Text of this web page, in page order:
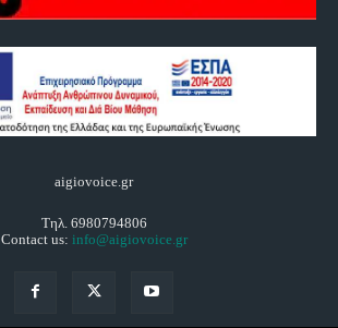
aigiovoice.gr
Τηλ. 6980794806
Contact us: info@aigiovoice.gr